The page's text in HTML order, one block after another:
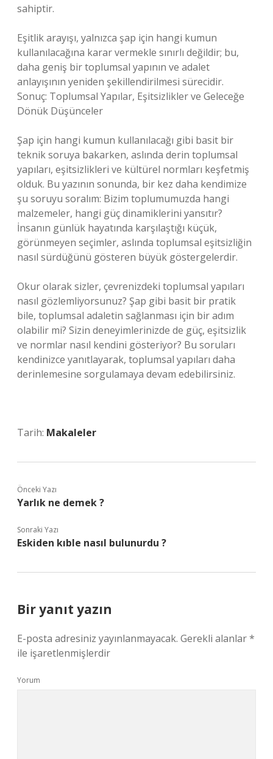
sahiptir.
Eşitlik arayışı, yalnızca şap için hangi kumun
kullanılacağına karar vermekle sınırlı değildir; bu,
daha geniş bir toplumsal yapının ve adalet
anlayışının yeniden şekillendirilmesi sürecidir.
Sonuç: Toplumsal Yapılar, Eşitsizlikler ve Geleceğe
Dönük Düşünceler
Şap için hangi kumun kullanılacağı gibi basit bir
teknik soruya bakarken, aslında derin toplumsal
yapıları, eşitsizlikleri ve kültürel normları keşfetmiş
olduk. Bu yazının sonunda, bir kez daha kendimize
şu soruyu soralım: Bizim toplumumuzda hangi
malzemeler, hangi güç dinamiklerini yansıtır?
İnsanın günlük hayatında karşılaştığı küçük,
görünmeyen seçimler, aslında toplumsal eşitsizliğin
nasıl sürdüğünü gösteren büyük göstergelerdir.
Okur olarak sizler, çevrenizdeki toplumsal yapıları
nasıl gözlemliyorsunuz? Şap gibi basit bir pratik
bile, toplumsal adaletin sağlanması için bir adım
olabilir mi? Sizin deneyimlerinizde de güç, eşitsizlik
ve normlar nasıl kendini gösteriyor? Bu soruları
kendinizce yanıtlayarak, toplumsal yapıları daha
derinlemesine sorgulamaya devam edebilirsiniz.
Tarih: Makaleler
Önceki Yazı
Yarlık ne demek ?
Sonraki Yazı
Eskiden kıble nasıl bulunurdu ?
Bir yanıt yazın
E-posta adresiniz yayınlanmayacak. Gerekli alanlar*
ile işaretlenmişlerdir
Yorum